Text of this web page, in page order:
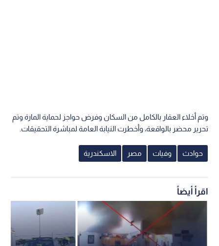
وتم أخلاء العقار بالكامل من السكان وفرض حواجز لحماية المارة وتم
تحرير محضر بالواقعة، وأخطرت النيابة العامة لمباشرة التحقيقات.
حوادث وفيات مصر الاسكندرية
اقرأ أيضاً